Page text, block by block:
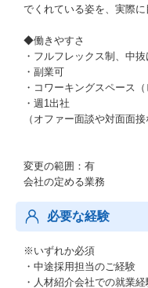
でくれている姿を、実際に
◆働きやすさ
・フルフレックス制、中
・副業可
・コワーキングスペース
・週1出社
（オファー面談や対面面
変更の範囲：有
会社の定める業務
必要な経験
※いずれか必須
・中途採用担当のご経験
・人材紹介会社での就業